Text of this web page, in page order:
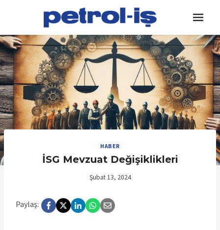
content
HABER
İSG Mevzuat Değişiklikleri
Şubat 13, 2024
Paylaş: